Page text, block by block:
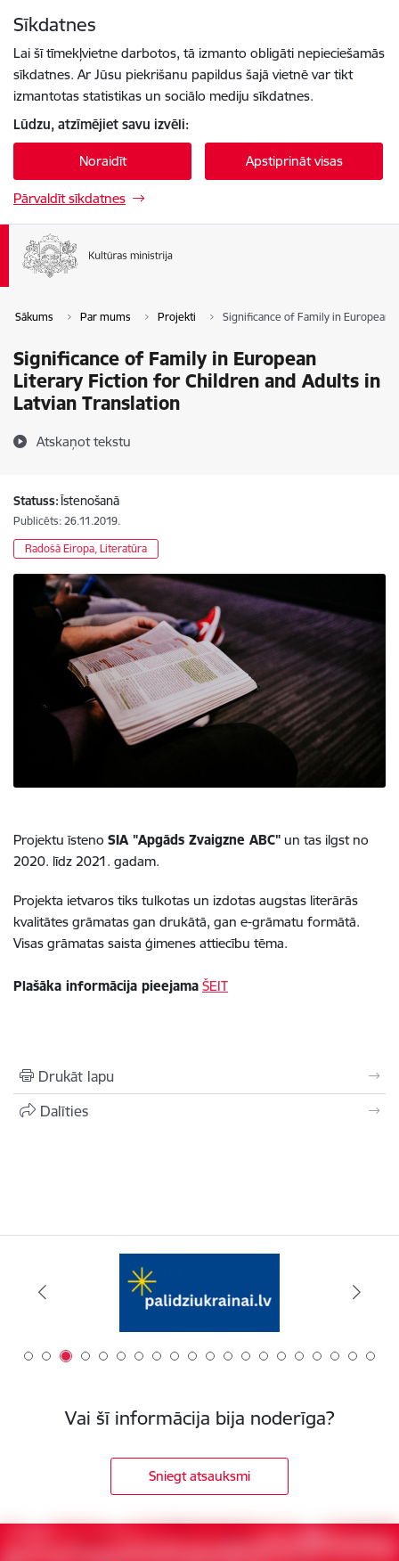
Sīkdatnes
Lai šī tīmekļvietne darbotos, tā izmanto obligāti nepieciešamās
sīkdatnes. Ar Jūsu piekrišanu papildus šajā vietnē var tikt
izmantotas statistikas un sociālo mediju sīkdatnes.
Lūdzu, atzīmējiet savu izvēli:
Noraidīt Apstiprināt visas
Pārvaldīt sīkdatnes
Sākums Par mums Projekti Significance of Family in European
Significance of Family in European
Literary Fiction for Children and Adults in
Latvian Translation
Atskaņot tekstu
Statuss:Īstenošanā
Publicēts: 26.11.2019.
Radošā Eiropa, Literatūra
Projektu īsteno SIA "Apgāds Zvaigzne ABC" un tas ilgst no
2020. līdz 2021. gadam.
Projekta ietvaros tiks tulkotas un izdotas augstas literārās
kvalitātes grāmatas gan drukātā, gan e-grāmatu formātā.
Visas grāmatas saista ģimenes attiecību tēma.
Plašāka informācija pieejama ŠEIT
Drukāt lapu
Dalīties
Vai šī informācija bija noderīga?
Sniegt atsauksmi